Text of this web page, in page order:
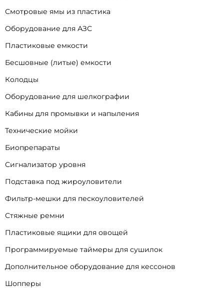
Смотровые ямы из пластика
Оборудование для АЗС
Пластиковые емкости
Бесшовные (литые) емкости
Колодцы
Оборудование для шелкографии
Кабины для промывки и напыления
Технические мойки
Биопрепараты
Сигнализатор уровня
Подставка под жироуловители
Фильтр-мешки для пескоуловителей
Стяжные ремни
Пластиковые ящики для овощей
Программируемые таймеры для сушилок
Дополнительное оборудование для кессонов
Шопперы